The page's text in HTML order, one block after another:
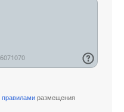
правилами размещения